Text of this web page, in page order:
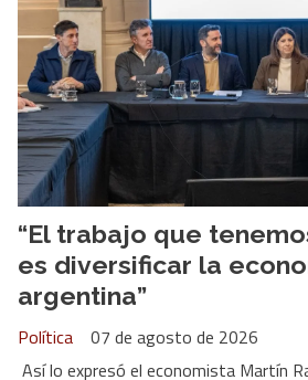
“El trabajo que
es diversificar la
argentina”
Política
07 de agosto de 2026
Así lo expresó el economista Martín